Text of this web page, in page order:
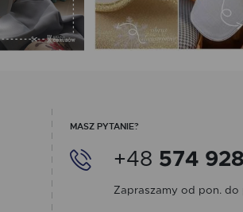
MASZ PYTANIE?
+48 574
Zapraszamy od pon. do